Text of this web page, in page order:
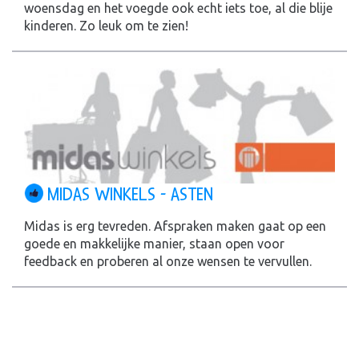
woensdag en het voegde ook echt iets toe, al die blije
kinderen. Zo leuk om te zien!
MIDAS WINKELS - ASTEN
Midas is erg tevreden. Afspraken maken gaat op een
goede en makkelijke manier, staan open voor
feedback en proberen al onze wensen te vervullen.